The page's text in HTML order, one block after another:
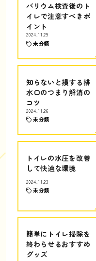
バリウム検査後のト
イレで注意すべきポ
イント
2024.11.29
未分類
知らないと損する排
水口のつまり解消の
コツ
2024.11.26
未分類
トイレの水圧を改善
して快適な環境
2024.11.23
未分類
簡単にトイレ掃除を
終わらせるおすすめ
グッズ